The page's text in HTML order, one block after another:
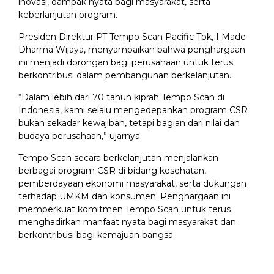
keberlanjutan program.
Presiden Direktur PT Tempo Scan Pacific Tbk, I Made
Dharma Wijaya, menyampaikan bahwa penghargaan
ini menjadi dorongan bagi perusahaan untuk terus
berkontribusi dalam pembangunan berkelanjutan.
“Dalam lebih dari 70 tahun kiprah Tempo Scan di
Indonesia, kami selalu mengedepankan program CSR
bukan sekadar kewajiban, tetapi bagian dari nilai dan
budaya perusahaan,” ujarnya.
Tempo Scan secara berkelanjutan menjalankan
berbagai program CSR di bidang kesehatan,
pemberdayaan ekonomi masyarakat, serta dukungan
terhadap UMKM dan konsumen. Penghargaan ini
memperkuat komitmen Tempo Scan untuk terus
menghadirkan manfaat nyata bagi masyarakat dan
berkontribusi bagi kemajuan bangsa.